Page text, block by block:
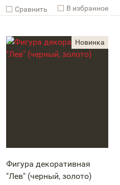
Cравнить В избранное
Фигура декоративная
"Лев" (черный, золото)